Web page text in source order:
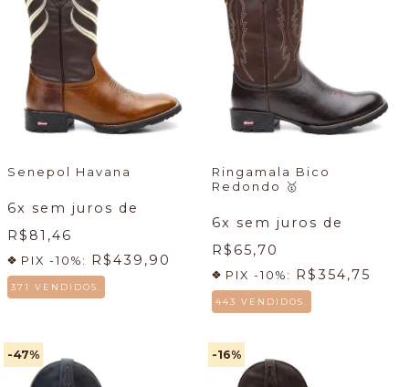
Senepol Havana
6x sem juros de
R$81,46
PIX -10%: R$439,90
371 VENDIDOS.
Ringamala Bico
Redondo
🥇
6x sem juros de
R$65,70
PIX -10%: R$354,75
443 VENDIDOS.
-47% -16%